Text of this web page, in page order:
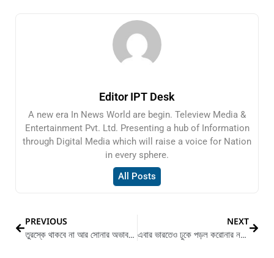
Editor IPT Desk
A new era In News World are begin. Teleview Media &
Entertainment Pvt. Ltd. Presenting a hub of Information
through Digital Media which will raise a voice for Nation
in every sphere.
All Posts
PREVIOUS
তুরস্কে থাকবে না আর সোনার অভাব আসুন জেনে নিই তার কারণ
NEXT
এবার ভারতেও ঢুকে পড়ল করোনার নতুন স্ট্রেন